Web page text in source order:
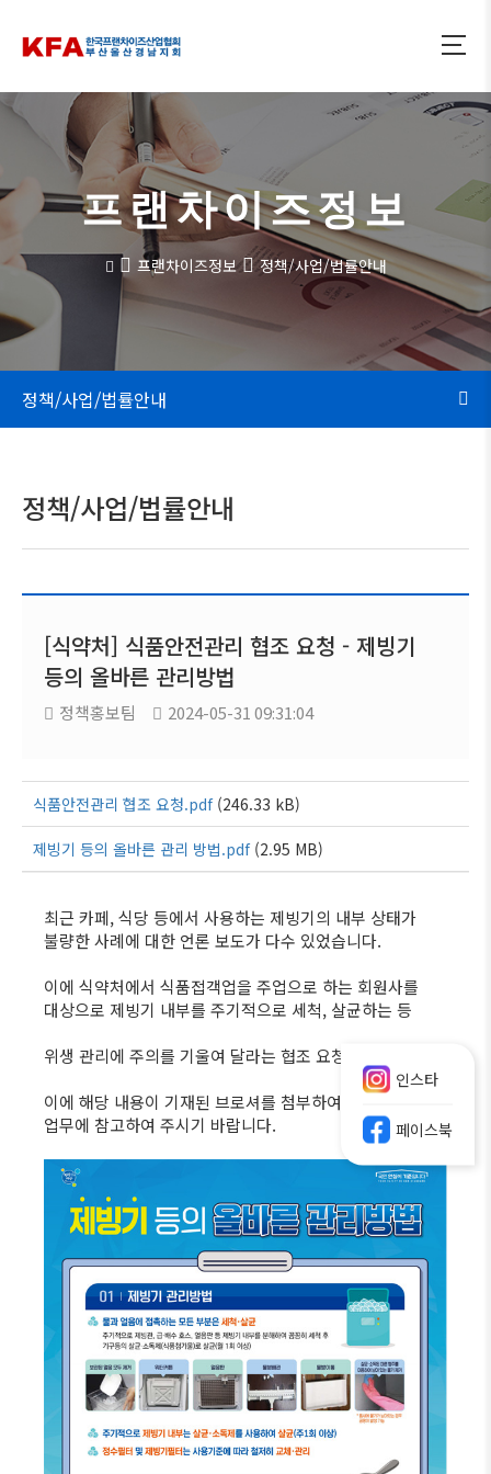
프랜차이즈정보
프랜차이즈정보 정책/사업/법률안내
정책/사업/법률안내
정책/사업/법률안내
[식약처] 식품안전관리 협조 요청 - 제빙기
등의 올바른 관리방법
정책홍보팀 2024-05-31 09:31:04
식품안전관리 협조 요청.pdf(246.33 kB)
제빙기 등의 올바른 관리 방법.pdf(2.95 MB)
최근 카페, 식당 등에서 사용하는 제빙기의 내부 상태가
불량한 사례에 대한 언론 보도가 다수 있었습니다.
이에 식약처에서 식품접객업을 주업으로 하는 회원사를
대상으로 제빙기 내부를 주기적으로 세척, 살균하는 등
위생 관리에 주의를 기울여 달라는 협조 요청이 있었습니다.
이에 해당 내용이 기재된 브로셔를 첨부하여 드리오니
업무에 참고하여 주시기 바랍니다.
인스타
페이스북